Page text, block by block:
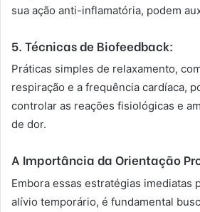
sua ação anti-inflamatória, podem
5. Técnicas de Biofeedback:
Práticas simples de relaxamento,
respiração e a frequência cardíaca,
controlar as reações fisiológicas e
de dor.
A Importância da Orientação
Embora essas estratégias imediatas
alívio temporário, é fundamental